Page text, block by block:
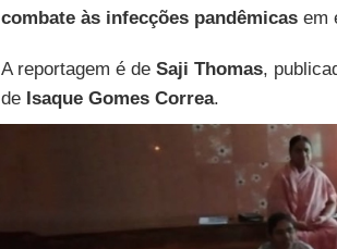
combate às infecções pandêmicasem
A reportagem é de Saji Thomas,
de Isaque Gomes Correa.